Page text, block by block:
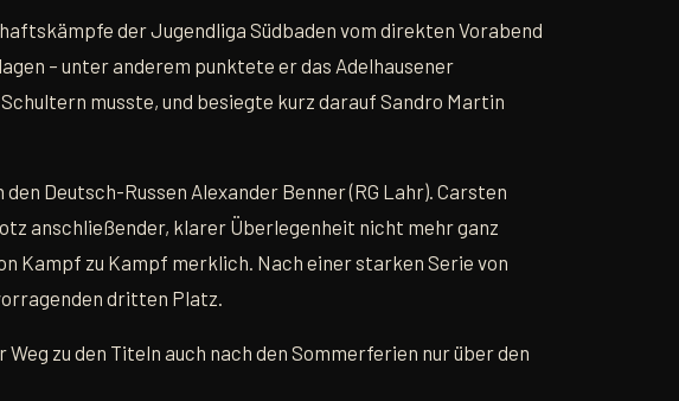
der Jugendliga Südbaden vom direkten Vorabend
– unter anderem punktete er das Adelhausener
musste, und besiegte kurz darauf Sandro Martin
Deutsch-Russen Alexander Benner (RG Lahr). Carsten
anschließender, klarer Überlegenheit nicht mehr ganz
Kampf zu Kampf merklich. Nach einer starken Serie von
dritten Platz.
zu den Titeln auch nach den Sommerferien nur über den